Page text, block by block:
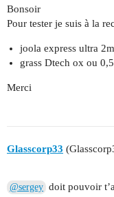
Bonsoir
Pour tester je suis à la
joola express ultra
grass Dtech ox ou 0,5
Merci
Glasscorp33
@sergey doit pouvoir